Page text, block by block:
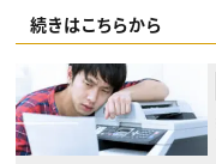
続きはこちらから